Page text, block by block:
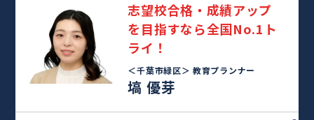
志望校合格・成績アップ
を目指すなら全国No.1ト
ライ！
＜千葉市緑区＞教育プランナー
塙 優芽